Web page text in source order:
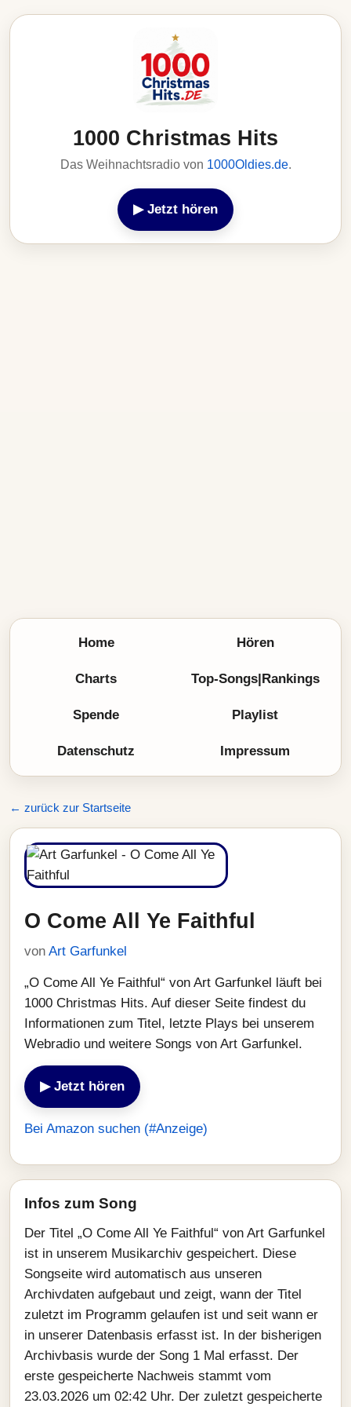
1000 Christmas Hits
Das Weihnachtsradio von 1000Oldies.de.
▶ Jetzt hören
Home Hören
Charts Top-Songs|Rankings
Spende Playlist
Datenschutz Impressum
← zurück zur Startseite
O Come All Ye Faithful
von Art Garfunkel
„O Come All Ye Faithful“ von Art Garfunkel läuft bei
1000 Christmas Hits. Auf dieser Seite findest du
Informationen zum Titel, letzte Plays bei unserem
Webradio und weitere Songs von Art Garfunkel.
▶ Jetzt hören
Bei Amazon suchen (#Anzeige)
Infos zum Song
Der Titel „O Come All Ye Faithful“ von Art Garfunkel
ist in unserem Musikarchiv gespeichert. Diese
Songseite wird automatisch aus unseren
Archivdaten aufgebaut und zeigt, wann der Titel
zuletzt im Programm gelaufen ist und seit wann er
in unserer Datenbasis erfasst ist. In der bisherigen
Archivbasis wurde der Song 1 Mal erfasst. Der
erste gespeicherte Nachweis stammt vom
23.03.2026 um 02:42 Uhr. Der zuletzt gespeicherte